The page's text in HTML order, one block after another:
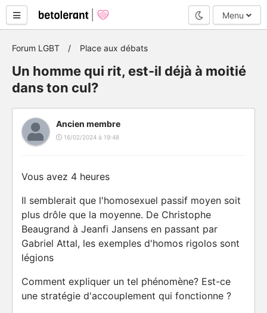
Mode nuit
Menu
Forum LGBT Place aux débats
Un homme qui rit, est-il déjà à moitié
dans ton cul?
Ancien membre
16/02/2024 à 19:48
Vous avez 4 heures
Il semblerait que l'homosexuel passif moyen soit
plus drôle que la moyenne. De Christophe
Beaugrand à Jeanfi Jansens en passant par
Gabriel Attal, les exemples d'homos rigolos sont
légions
Comment expliquer un tel phénomène? Est-ce
une stratégie d'accouplement qui fonctionne ?